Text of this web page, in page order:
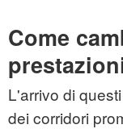
Come
L'arrivo di
dei corridori